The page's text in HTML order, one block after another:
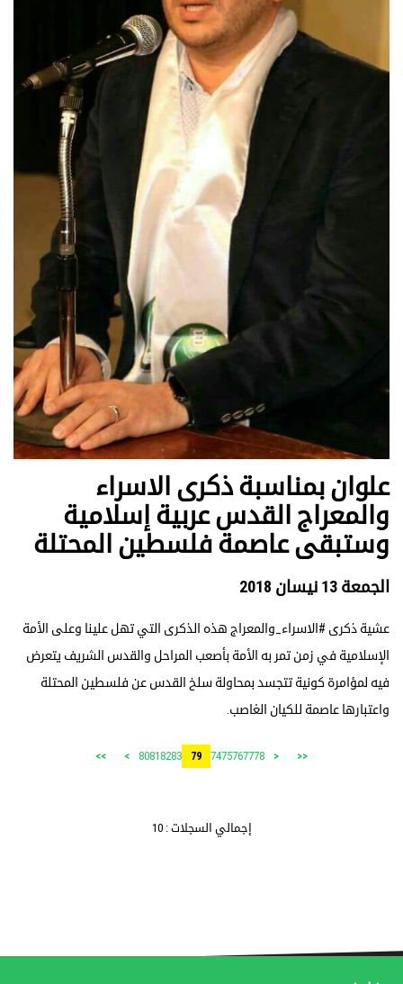
علوان بمناسبة ذكرى الاسراء
والمعراج القدس عربية إسلامية
وستبقى عاصمة فلسطين المحتلة
الجمعة 13 نيسان 2018
عشية ذكرى #الاسراء_والمعراج هذه الذكرى التي تهل علينا وعلى الأمة
الإسلامية في زمن تمر به الأمة بأصعب المراحل والقدس الشريف يتعرض
فيه لمؤامرة كونية تتجسد بمحاولة سلخ القدس عن فلسطين المحتلة
واعتبارها عاصمة للكيان الغاصب.
<<
<
7475767778
79
80818283
>
>>
إجمالي السجلات : 10